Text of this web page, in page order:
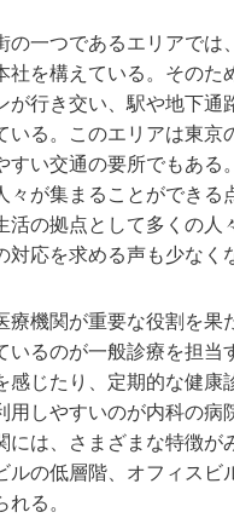
の一つであるエリアでは
を構えている。 そのた
が行き交い、駅や地下通
いる。このエリアは東京
すい交通の要所でもある
々が集まることができる
の拠点として多くの人
応を求める声も少なく
療機関が重要な役割を果
いるのが一般診療を担当
感じたり、定期的な健康
用しやすいのが内科の病
には、さまざまな特徴が
ルの低層階、オフィスビ
る。